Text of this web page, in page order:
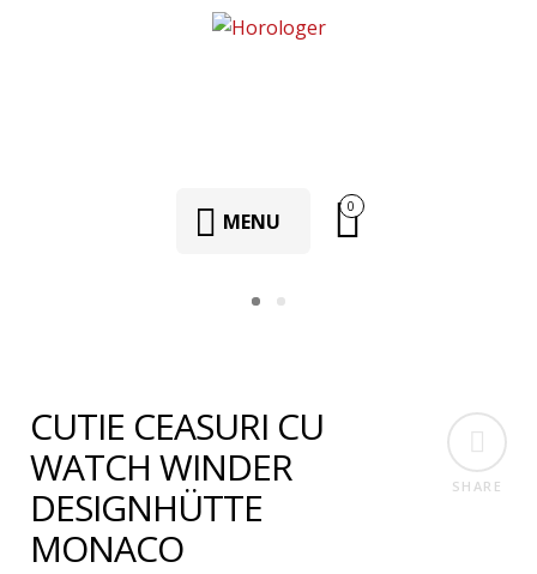
MENU
0
SHARE
CUTIE CEASURI CU
WATCH WINDER
DESIGNHÜTTE
MONACO